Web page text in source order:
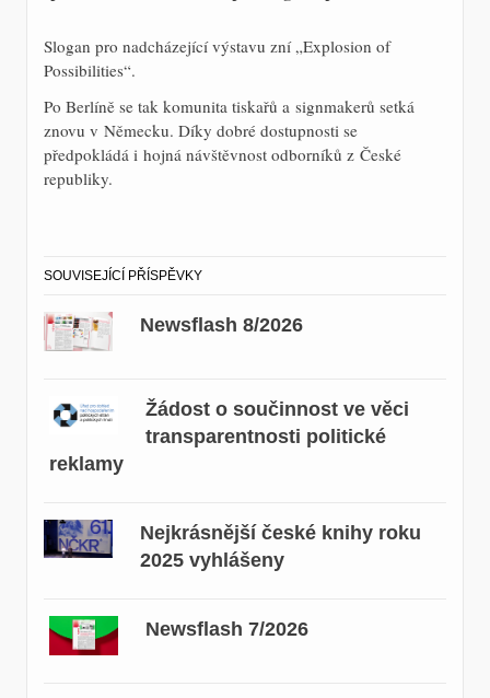
Slogan pro nadcházející výstavu zní „Explosion of
Possibilities“.
Po Berlíně se tak komunita tiskařů a signmakerů setká
znovu v Německu. Díky dobré dostupnosti se
předpokládá i hojná návštěvnost odborníků z České
republiky.
SOUVISEJÍCÍ PŘÍSPĚVKY
Newsflash 8/2026
Žádost o součinnost ve věci
transparentnosti politické
reklamy
Nejkrásnější české knihy roku
2025 vyhlášeny
Newsflash 7/2026